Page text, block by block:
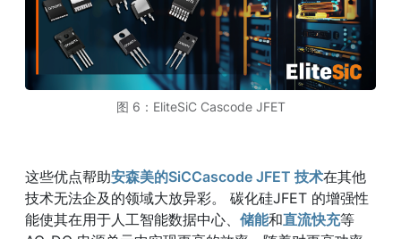
图 6：EliteSiC Cascode JFET
这些优点帮助安森美的SiCCascode JFET 技术在其他
技术无法企及的领域大放异彩。 碳化硅JFET 的增强性
能使其在用于人工智能数据中心、 储能和直流快充等